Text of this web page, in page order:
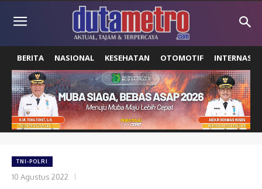
BERITA NASIONAL KESEHATAN OTOMOTIF
TNI-POLRI
10 Agustus 2022